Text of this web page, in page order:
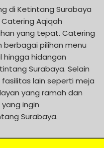
di Ketintang Surabaya
Aqiqah
yang tepat. Catering
berbagai pilihan menu
hingga hidangan
Surabaya. Selain
lain seperti meja
yang ramah dan
ingin
Surabaya.